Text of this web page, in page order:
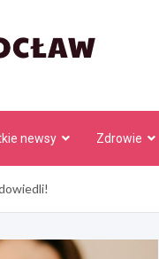
newsy Zdrowie